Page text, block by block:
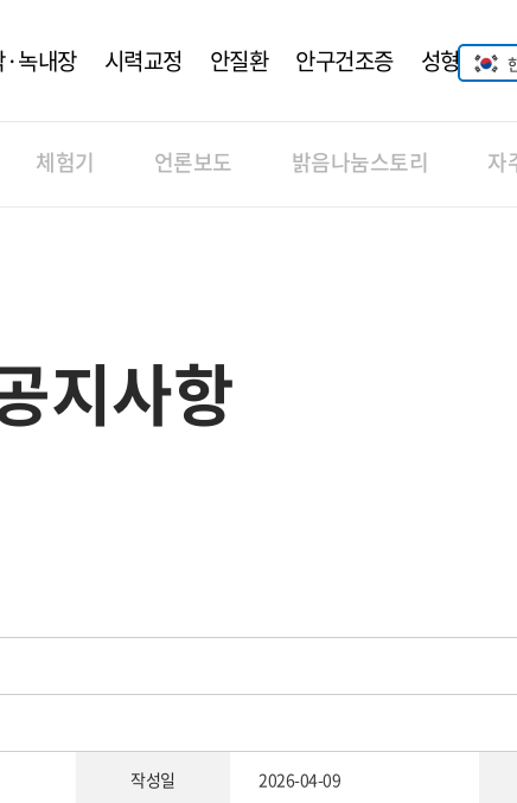
·녹내장 시력교정 안질환 안구건조증 성형안과
체험기 언론보도 밝음나눔스토리 자
지사항
작성일 2026-04-09